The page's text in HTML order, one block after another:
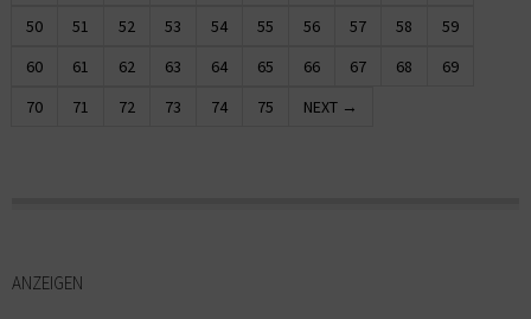
50
51 52 53 54 55 56 57 58
59
60
61 62 63 64 65 66 67 68
69
70
71 72 73 74 75 NEXT →
ANZEIGEN